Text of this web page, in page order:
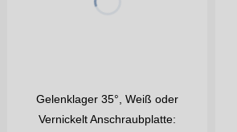
Gelenklager 35°, Weiß oder
Vernickelt Anschraubplatte: